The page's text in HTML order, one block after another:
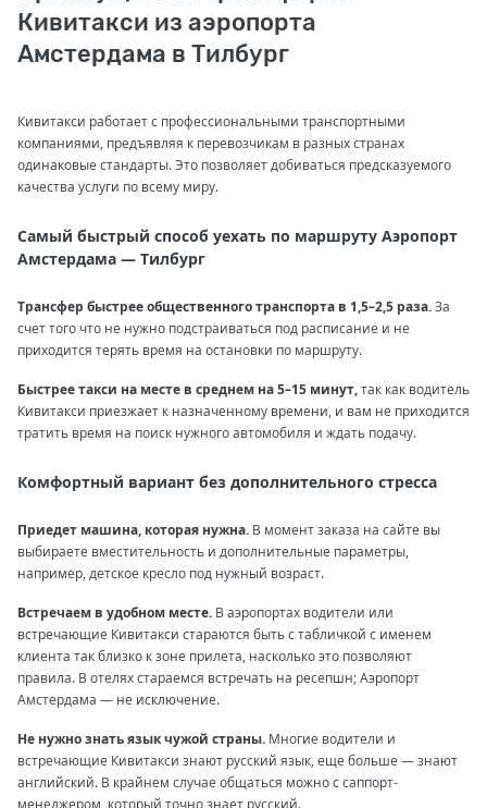
Кивитакси из аэропорта
Амстердама в Тилбург
Кивитакси работает с профессиональными транспортными
компаниями, предъявляя к перевозчикам в разных странах
одинаковые стандарты. Это позволяет добиваться предсказуемого
качества услуги по всему миру.
Самый быстрый способ уехать по маршруту Аэропорт
Амстердама — Тилбург
Трансфер быстрее общественного транспорта в 1,5–2,5 раза.За
счет того что не нужно подстраиваться под расписание и не
приходится терять время на остановки по маршруту.
Быстрее такси на месте в среднем на 5–15 минут,так как водитель
Кивитакси приезжает к назначенному времени, и вам не приходится
тратить время на поиск нужного автомобиля и ждать подачу.
Комфортный вариант без дополнительного стресса
Приедет машина, которая нужна. В момент заказа на сайте вы
выбираете вместительность и дополнительные параметры,
например, детское кресло под нужный возраст.
Встречаем в удобном месте. В аэропортах водители или
встречающие Кивитакси стараются быть с табличкой с именем
клиента так близко к зоне прилета, насколько это позволяют
правила. В отелях стараемся встречать на ресепшн; Аэропорт
Амстердама — не исключение.
Не нужно знать язык чужой страны. Многие водители и
встречающие Кивитакси знают русский язык, еще больше — знают
английский. В крайнем случае общаться можно с саппорт-